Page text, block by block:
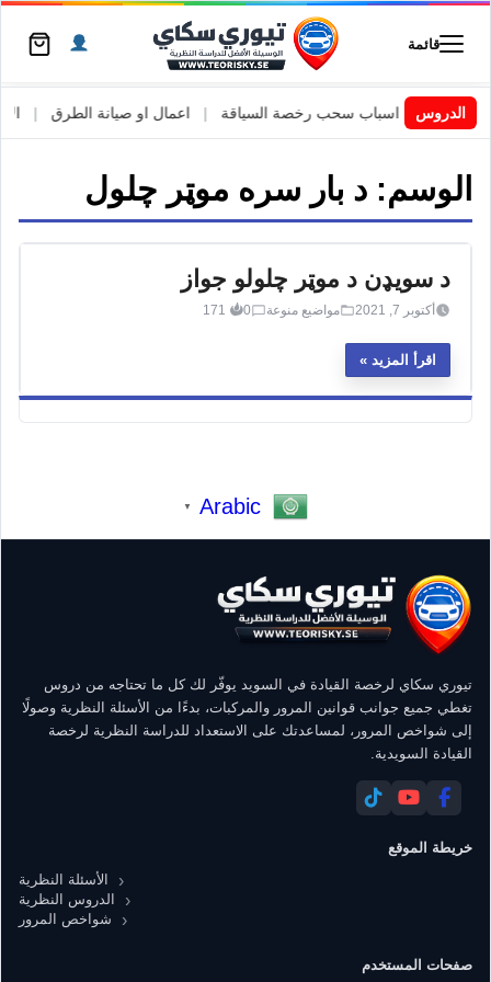
قائمة
الدروسالسويد | اسباب سحب رخصة السياقة اعمال او صيانة الطرق
الوسم: د بار سره موټر چلول
د سویډن د موټر چلولو جواز
أكتوبر 7, 2021 مواضيع منوعة 0
171
اقرأ المزيد
Arabic
▼
تيوري سكاي لرخصة القيادة في السويد يوفّر لك كل ما تحتاجه من دروس
تغطي جميع جوانب قوانين المرور والمركبات، بدءًا من الأسئلة النظرية وصولًا
إلى شواخص المرور، لمساعدتك على الاستعداد للدراسة النظرية لرخصة
القيادة السويدية.
خريطة الموقع
الأسئلة النظرية
الدروس النظرية
شواخص المرور
صفحات المستخدم